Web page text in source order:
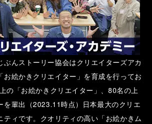
ぶんストーリー協会はクリエイターズアカ
お絵かきクリエイター」を育成を行ってお
の「お絵かきクリエイター」、80名の上
を輩出（2023.11時点）日本最大のクリエ
ティです。クオリティの高い「お絵かきム